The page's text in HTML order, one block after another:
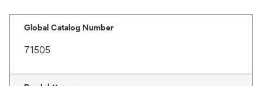
Global Catalog Number
71505